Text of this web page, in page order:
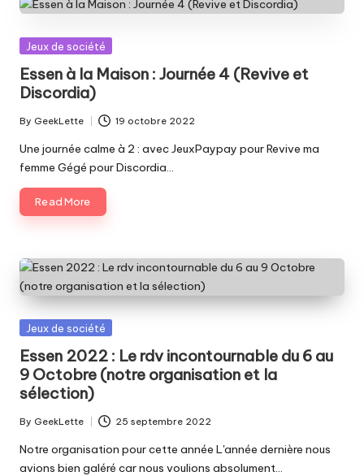
Posted
Jeux de société
Essen à la Maison : Journée 4 (Revive et
Discordia)
Posted
by
By GeekLette 19 octobre 2022
Une journée calme à 2 : avec JeuxPaypay pour Revive ma
femme Gégé pour Discordia…
Read More
Posted
Jeux de société
Essen 2022 : Le rdv incontournable du 6 au
9 Octobre (notre organisation et la
sélection)
Posted
by
By GeekLette 25 septembre 2022
Notre organisation pour cette année L'année dernière nous
avions bien galéré car nous voulions absolument…